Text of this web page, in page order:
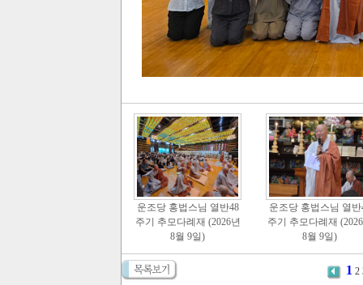
운조당 홍법스님 열반48
주기 추모다례재 (2026년
8월 9일)
운조당 홍법스님 열반
주기 추모다례재
8월 9일)
1 2